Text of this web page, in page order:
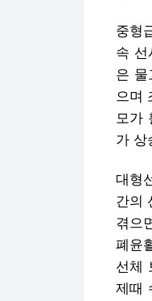
중형
속 선
은 물
으며
모가
가 상
대형
간의
겪으
폐윤
선체
제때